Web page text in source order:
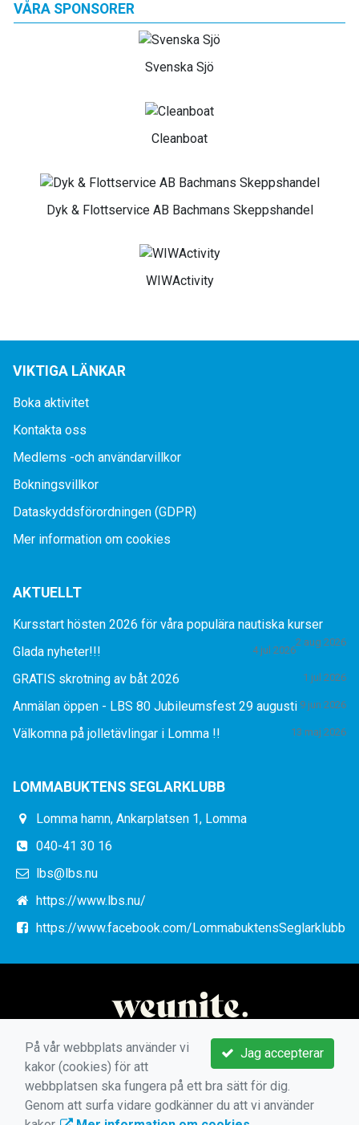
VÅRA SPONSORER
Svenska Sjö
Cleanboat
Dyk & Flottservice AB Bachmans Skeppshandel
WIWActivity
VIKTIGA LÄNKAR
Boka aktivitet
Kontakta oss
Medlems -och användarvillkor
Bokningsvillkor
Dataskyddsförordningen (GDPR)
Mer information om cookies
AKTUELLT
Kursstart hösten 2026 för våra populära nautiska kurser
2 aug 2026
Glada nyheter!!! 4 jul 2026
GRATIS skrotning av båt 2026 1 jul 2026
Anmälan öppen - LBS 80 Jubileumsfest 29 augusti 9 jun 2026
Välkomna på jolletävlingar i Lomma !! 13 maj 2026
LOMMABUKTENS SEGLARKLUBB
Lomma hamn, Ankarplatsen 1, Lomma
040-41 30 16
lbs@lbs.nu
https://www.lbs.nu/
https://www.facebook.com/LommabuktensSeglarklubb
Jag accepterar
På vår webbplats använder vi
kakor (cookies) för att
webbplatsen ska fungera på ett bra sätt för dig.
Genom att surfa vidare godkänner du att vi använder